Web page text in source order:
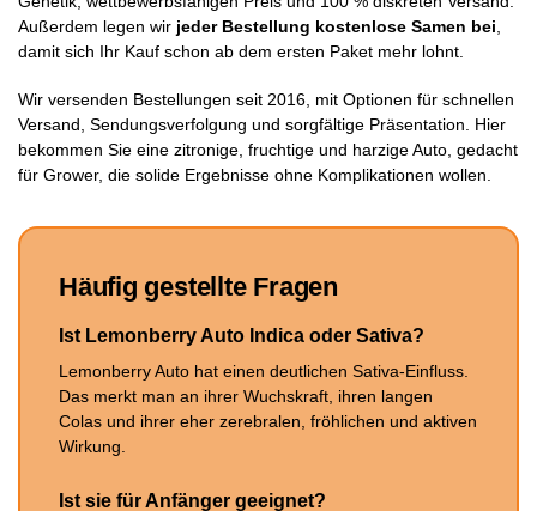
Außerdem legen wir jeder Bestellung kostenlose Samen bei
damit sich Ihr Kauf schon ab dem ersten Paket mehr lohnt.
Wir versenden Bestellungen seit 2016, mit Optionen für schnellen
Versand, Sendungsverfolgung und sorgfältige Präsentation. Hier
bekommen Sie eine zitronige, fruchtige und harzige Auto, gedacht
für Grower, die solide Ergebnisse ohne Komplikationen wollen.
Häufig gestellte Fragen
Ist Lemonberry Auto Indica oder Sativa?
Lemonberry Auto hat einen deutlichen Sativa-Einfluss.
Das merkt man an ihrer Wuchskraft, ihren langen
Colas und ihrer eher zerebralen, fröhlichen und aktiven
Wirkung.
Ist sie für Anfänger geeignet?